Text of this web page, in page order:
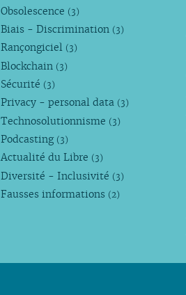
Obsolescence (3)
Biais - Discrimination (3)
Rançongiciel (3)
Blockchain (3)
Sécurité (3)
Privacy - personal data (3)
Technosolutionnisme (3)
Podcasting (3)
Actualité du Libre (3)
Diversité - Inclusivité (3)
Fausses informations (2)